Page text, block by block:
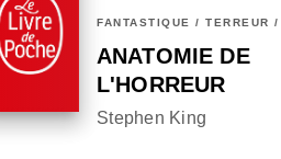
FANTASTIQUE / TERREUR /
ANATOMIE DE
L'HORREUR
Stephen King